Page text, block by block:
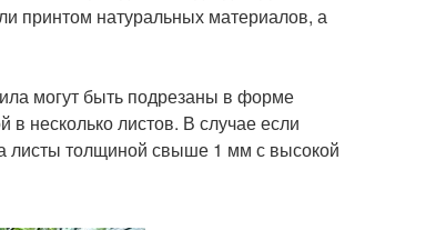
принтом натуральных материалов, а
могут быть подрезаны в форме
несколько листов. В случае если
листы толщиной свыше 1 мм с высокой